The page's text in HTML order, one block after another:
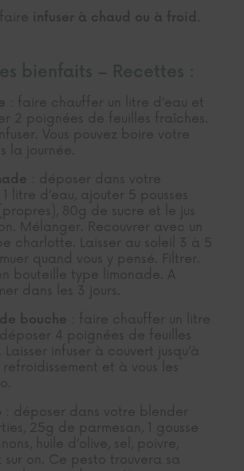
infuser à chaud ou à froid
: faire chauffer un litre d’eau et
2 poignées de feuilles fraîches.
Vous pouvez boire votre
la journée.
: déposer dans votre
litre d’eau, ajouter 5 pousses
80g de sucre et le jus
Mélanger. Recouvrer avec un
charlotte . Laisser au soleil 3 à 5
quand vous y pensé. Filtrer.
bouteille type limonade. A
dans les 3 jours.
bouche
: faire chauffer un litre
déposer 4 poignées de feuilles
infuser à couvert jusqu’à
et à vous les
: déposer dans votre blender
25g de parmesan, 1 gousse
huile d’olive, sel, poivre,
sur on. Ce pesto trouvera sa